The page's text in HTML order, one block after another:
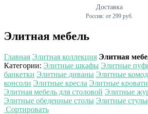
Доставка
Россия: от 299 руб.
Элитная мебель
Главная Элитная коллекция Элитная
Категории: Элитные шкафы Элитные
банкетки Элитные диваны Элитные
консоли Элитные кресла Элитные кровати
Элитная мебель для столовой Элитные
Элитные обеденные столы Элитные
Сортировать